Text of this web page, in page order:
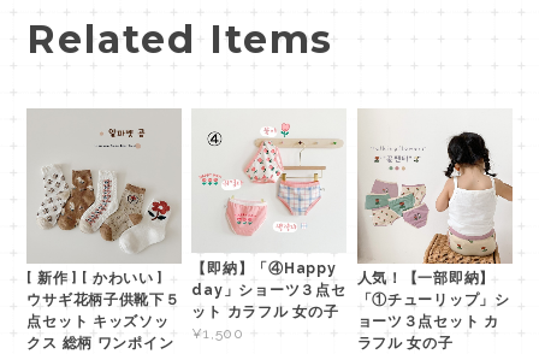
Related Items
[ 新作 ] [ かわいい ]
ウサギ花柄子供靴下５
点セット キッズソッ
クス 総柄 ワンポイン
【即納】「④Happy
day」ショーツ３点セ
ット カラフル 女の子
¥1,500
人気！【一部即納】
「①チューリップ」シ
ョーツ３点セット カ
ラフル 女の子